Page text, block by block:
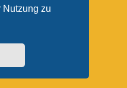
Nutzung zu